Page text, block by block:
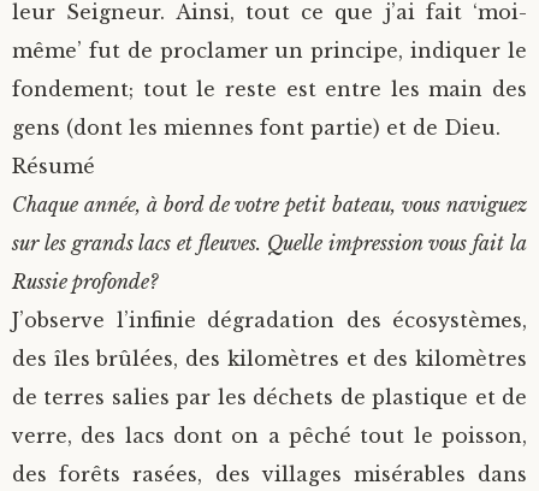
leur Seigneur. Ainsi, tout ce que j’ai fait ‘moi-
même’ fut de proclamer un principe, indiquer le
fondement; tout le reste est entre les main des
gens (dont les miennes font partie) et de Dieu.
Résumé
Chaque année, à bord de votre petit bateau, vous naviguez
sur les grands lacs et fleuves. Quelle impression vous fait la
Russie profonde?
J’observe l’infinie dégradation des écosystèmes,
des îles brûlées, des kilomètres et des kilomètres
de terres salies par les déchets de plastique et de
verre, des lacs dont on a pêché tout le poisson,
des forêts rasées, des villages misérables dans